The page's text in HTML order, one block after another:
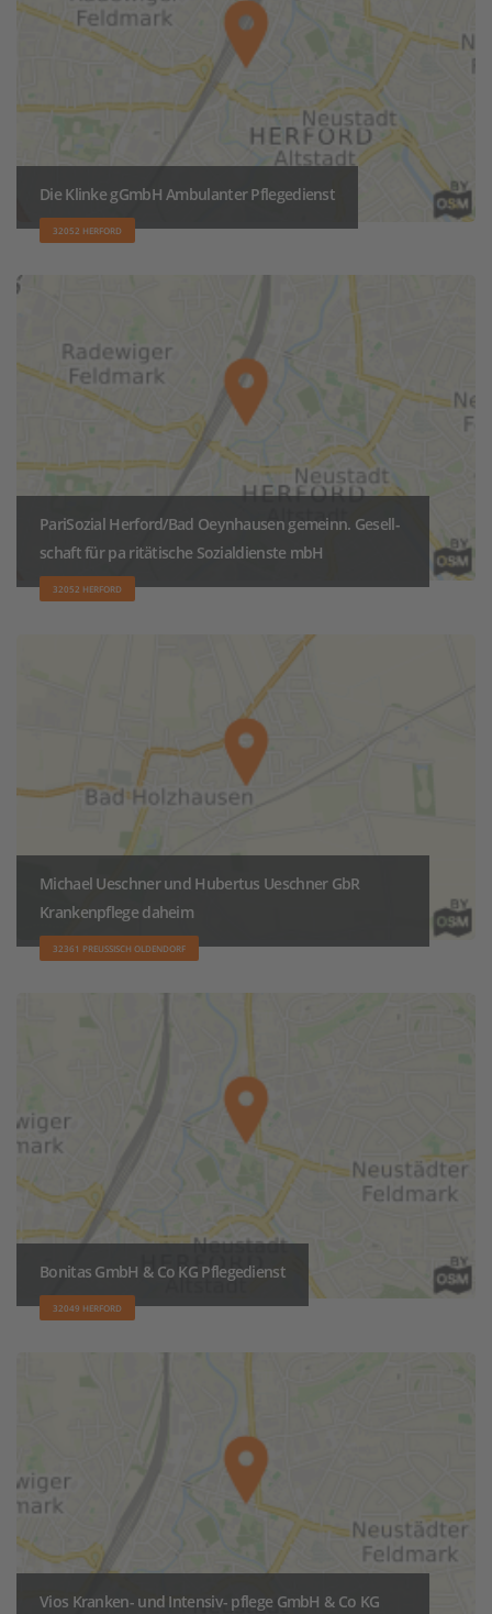
Die Klinke gGmbH Ambulanter Pflegedienst
32052 HERFORD
PariSozial Herford/Bad Oeynhausen gemeinn. Gesell-
schaft für pa ritätische Sozialdienste mbH
32052 HERFORD
Michael Ueschner und Hubertus Ueschner GbR
Krankenpflege daheim
32361 PREUSSISCH OLDENDORF
Bonitas GmbH & Co KG Pflegedienst
32049 HERFORD
Vios Kranken- und Intensiv- pflege GmbH & Co KG